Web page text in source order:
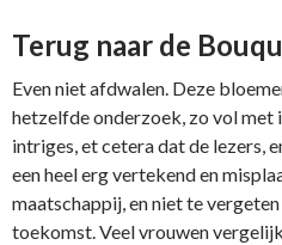
Terug naar de
Even niet afdwalen. Deze
hetzelfde onderzoek, zo vol met
intriges, et cetera dat de lezers,
een heel erg vertekend en
maatschappij, en niet te
toekomst. Veel vrouwen